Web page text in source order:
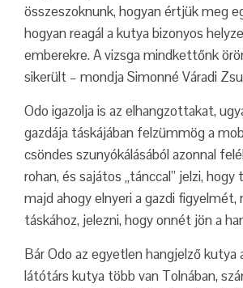
összeszoknunk, hogyan értjük meg
hogyan reagál a kutya bizonyos
emberekre. A vizsga mindkettőnk
sikerült – mondja Simonné Váradi
Odo igazolja is az elhangzottakat,
gazdája táskájában felzümmög a
csöndes szunyókálásából azonnal
rohan, és sajátos „tánccal” jelzi,
majd ahogy elnyeri a gazdi figyelmét,
táskához, jelezni, hogy onnét jön a
Bár Odo az egyetlen hangjelző kutya
látótárs kutya több van Tolnában,